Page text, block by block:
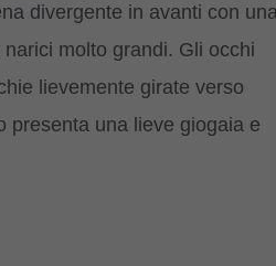
divergente in avanti con
molto grandi. Gli occhi
lievemente girate verso
presenta una lieve giogaia e